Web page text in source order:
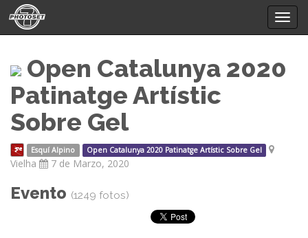
menú
Open Catalunya 2020
Patinatge Artístic
Sobre Gel
Esquí Alpino Open Catalunya 2020 Patinatge Artístic Sobre Gel
Vielha 7 de Marzo, 2020
Evento (1249 fotos)